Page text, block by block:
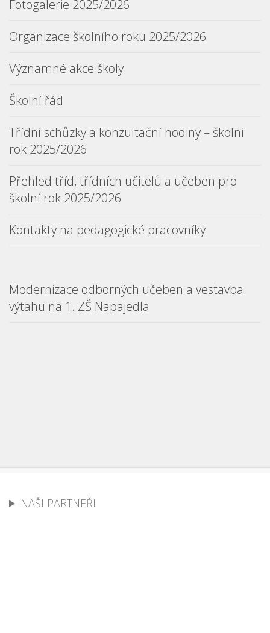
Fotogalerie 2025/2026
Organizace školního roku 2025/2026
Významné akce školy
Školní řád
Třídní schůzky a konzultační hodiny – školní
rok 2025/2026
Přehled tříd, třídních učitelů a učeben pro
školní rok 2025/2026
Kontakty na pedagogické pracovníky
Modernizace odborných učeben a vestavba
výtahu na 1. ZŠ Napajedla
NAŠI PARTNEŘI